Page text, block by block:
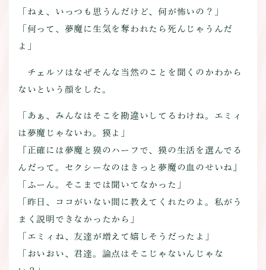
「ねぇ、いっつも思うんだけど、何が怖いの？」
「何って、夢魔に生気を奪われたら死んじゃうんだ
よ」
チェルソはなぜそんな当然のことを聞くのかわから
ないという顔をした。
「あぁ、みんなはそこを勘違いしてるわけね。エミィ
は夢魔じゃないわ。獏よ」
『正確には夢魔と獏のハーフで、獏の生活を選んでる
んだって。セクシーなのはきっと夢魔の血のせいね』
「ふーん。そこまでは聞いてなかった」
「昨日、ココがいない間に教えてくれたのよ。私がう
まく説明できなかったから」
「エミィね、友達が増えて嬉しそうだったよ」
「おいおい、君達。論点はそこじゃないんじゃな